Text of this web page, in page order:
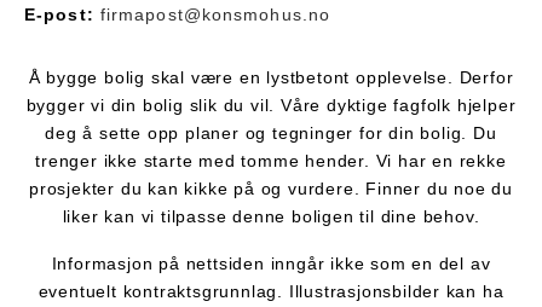
E-post: firmapost@konsmohus.no
Å bygge bolig skal være en lystbetont opplevelse. Derfor
bygger vi din bolig slik du vil. Våre dyktige fagfolk hjelper
deg å sette opp planer og tegninger for din bolig. Du
trenger ikke starte med tomme hender. Vi har en rekke
prosjekter du kan kikke på og vurdere. Finner du noe du
liker kan vi tilpasse denne boligen til dine behov.
Informasjon på nettsiden inngår ikke som en del av
eventuelt kontraktsgrunnlag. Illustrasjonsbilder kan ha